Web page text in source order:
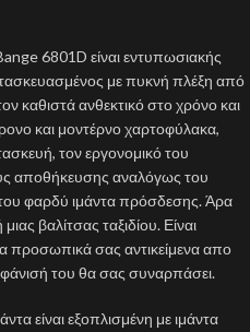
6801D είναι εντυπωσιακής
με πυκνή πλέξη από
καθιστά ανθεκτικό στο χρόνο και
και μοντέρνο χαρτοφύλακα,
τον εργονομικό του
αποθήκευσης αναλόγως του
φαρδύ ιμάντα πρόσδεσης. Άρα
βαλίτσας ταξιδίου. Είναι
προσωπικά σας αντικείμενα απο
του θα σας συναρπάσει.
είναι εξοπλισμένη με ιμάντα